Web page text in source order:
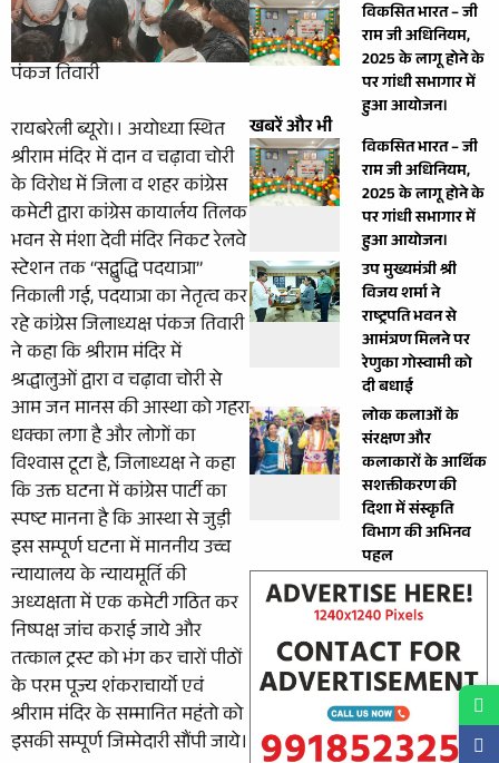
पंकज तिवारी
रायबरेली ब्यूरो।। अयोध्या स्थित
श्रीराम मंदिर में दान व चढ़ावा चोरी
के विरोध में जिला व शहर कांग्रेस
कमेटी द्वारा कांग्रेस कायार्लय तिलक
भवन से मंशा देवी मंदिर निकट रेलवे
स्टेशन तक ‘‘सद्बुद्धि पदयात्रा’’
निकाली गई, पदयात्रा का नेतृत्व कर
रहे कांग्रेस जिलाध्यक्ष पंकज तिवारी
ने कहा कि श्रीराम मंदिर में
श्रद्धालुओं द्वारा व चढ़ावा चोरी से
आम जन मानस की आस्था को गहरा
धक्का लगा है और लोगों का
विश्वास टूटा है, जिलाध्यक्ष ने कहा
कि उक्त घटना में कांग्रेस पार्टी का
स्पष्ट मानना है कि आस्था से जुड़ी
इस सम्पूर्ण घटना में माननीय उच्च
न्यायालय के न्यायमूर्ति की
अध्यक्षता में एक कमेटी गठित कर
निष्पक्ष जांच कराई जाये और
तत्काल ट्रस्ट को भंग कर चारों पीठों
के परम पूज्य शंकराचार्यो एवं
श्रीराम मंदिर के सम्मानित महंतो को
इसकी सम्पूर्ण जिम्मेदारी सौंपी जाये।
विकसित भारत – जी
राम जी अधिनियम,
2025 के लागू होने के
पर गांधी सभागार में
हुआ आयोजन।
खबरें और भी
विकसित भारत – जी
राम जी अधिनियम,
2025 के लागू होने के
पर गांधी सभागार में
हुआ आयोजन।
उप मुख्यमंत्री श्री
विजय शर्मा ने
राष्ट्रपति भवन से
आमंत्रण मिलने पर
रेणुका गोस्वामी को
दी बधाई
लोक कलाओं के
संरक्षण और
कलाकारों के आर्थिक
सशक्तीकरण की
दिशा में संस्कृति
विभाग की अभिनव
पहल